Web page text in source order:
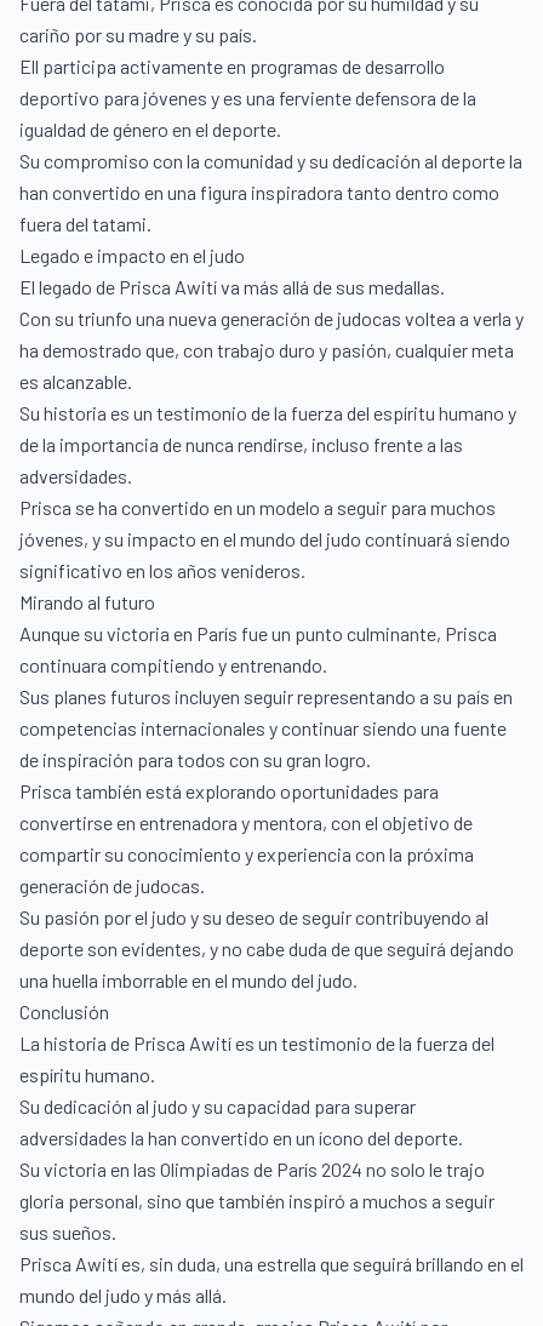
cariño por su madre y su país.
Ell participa activamente en programas de desarrollo
deportivo para jóvenes y es una ferviente defensora de la
igualdad de género en el deporte.
Su compromiso con la comunidad y su dedicación al deporte la
han convertido en una figura inspiradora tanto dentro como
fuera del tatami.
Legado e impacto en el judo
El legado de Prisca Awití va más allá de sus medallas.
Con su triunfo una nueva generación de judocas voltea a verla y
ha demostrado que, con trabajo duro y pasión, cualquier meta
es alcanzable.
Su historia es un testimonio de la fuerza del espíritu humano y
de la importancia de nunca rendirse, incluso frente a las
adversidades.
Prisca se ha convertido en un modelo a seguir para muchos
jóvenes, y su impacto en el mundo del judo continuará siendo
significativo en los años venideros.
Mirando al futuro
Aunque su victoria en París fue un punto culminante, Prisca
continuara compitiendo y entrenando.
Sus planes futuros incluyen seguir representando a su país en
competencias internacionales y continuar siendo una fuente
de inspiración para todos con su gran logro.
Prisca también está explorando oportunidades para
convertirse en entrenadora y mentora, con el objetivo de
compartir su conocimiento y experiencia con la próxima
generación de judocas.
Su pasión por el judo y su deseo de seguir contribuyendo al
deporte son evidentes, y no cabe duda de que seguirá dejando
una huella imborrable en el mundo del judo.
Conclusión
La historia de Prisca Awití es un testimonio de la fuerza del
espíritu humano.
Su dedicación al judo y su capacidad para superar
adversidades la han convertido en un ícono del deporte.
Su victoria en las Olimpiadas de París 2024 no solo le trajo
gloria personal, sino que también inspiró a muchos a seguir
sus sueños.
Prisca Awití es, sin duda, una estrella que seguirá brillando en el
mundo del judo y más allá.